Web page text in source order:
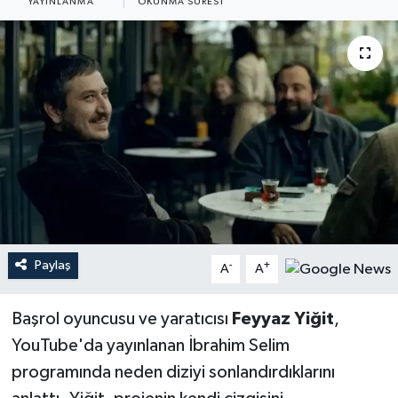
Paylaş A- A+
Başrol oyuncusu ve yaratıcısı Feyyaz Yiğit,
YouTube'da yayınlanan İbrahim Selim
programında neden diziyi sonlandırdıklarını
YEREL